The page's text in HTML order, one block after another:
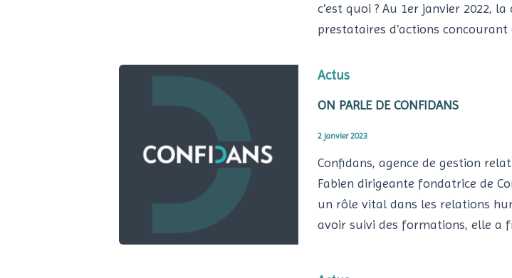
c’est quoi ? Au 1er janvier 2022,
prestataires d’actions concourant
Actus
ON PARLE DE CONFIDANS
2 janvier 2023
Confidans, agence de gestion
Fabien dirigeante fondatrice de
un rôle vital dans les relations
avoir suivi des formations, elle a